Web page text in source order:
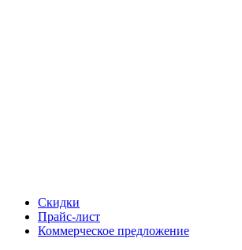
Скидки
Прайс-лист
Коммерческое предложение